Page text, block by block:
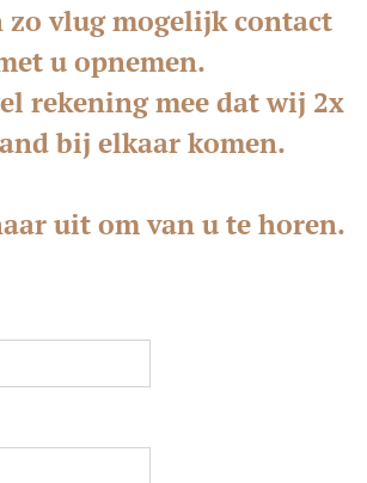
vlug mogelijk contact
u opnemen.
rekening mee dat wij 2x
bij elkaar komen.
uit om van u te horen.